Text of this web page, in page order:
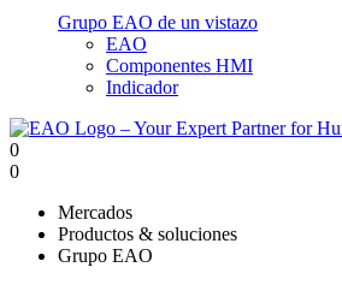
Grupo EAO de un vistazo
EAO
Componentes HMI
Indicador
0
0
Mercados
Productos & soluciones
Grupo EAO